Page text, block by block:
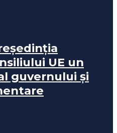
UE un
guvernului și